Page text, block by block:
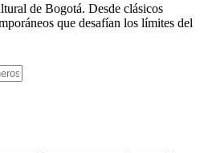
de Bogotá. Desde clásicos
que desafían los límites del